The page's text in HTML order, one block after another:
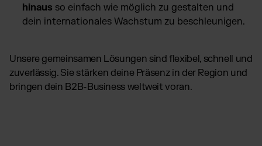
hinaus so einfach wie möglich zu gestalten und
dein internationales Wachstum zu beschleunigen.
Unsere gemeinsamen Lösungen sind flexibel, schnell und
zuverlässig. Sie stärken deine Präsenz in der Region und
bringen dein B2B-Business weltweit voran.